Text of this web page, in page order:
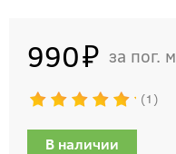
990 пог. м
1
В наличии